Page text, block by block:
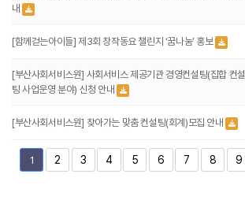
내
[함께걷는아이들] 제3회 창작동요 챌린지 ‘꿈나눔’ 홍보
[부산사회서비스원] 사회서비스 제공기관 경영컨설팅(집합 컨설
팅 사업운영 분야) 신청 안내
[부산사회서비스원] 찾아가는 맞춤 컨설팅(회계)모집 안내
1 2 3 4 5 6 7 8 9